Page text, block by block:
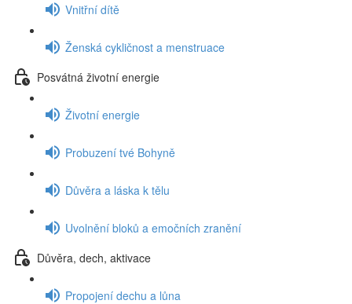
Vnitřní dítě
Ženská cykličnost a menstruace
Posvátná životní energie
Životní energie
Probuzení tvé Bohyně
Důvěra a láska k tělu
Uvolnění bloků a emočních zranění
Důvěra, dech, aktivace
Propojení dechu a lůna